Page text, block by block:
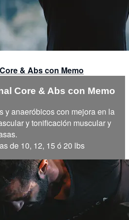
& Abs con Memo
Core & Abs con Memo
y anaeróbicos con mejora en la
y tonificación muscular y
de 10, 12, 15 ó 20 lbs